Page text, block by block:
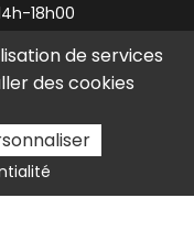
18h00
de services
des cookies